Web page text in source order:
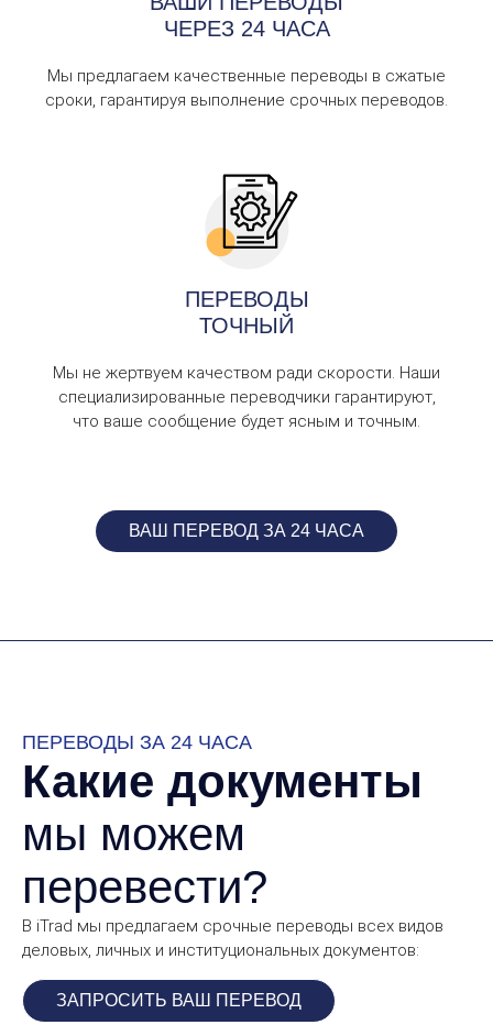
ЧЕРЕЗ 24 ЧАСА
Мы предлагаем качественные переводы в сжатые
сроки, гарантируя выполнение срочных переводов.
ПЕРЕВОДЫ
ТОЧНЫЙ
Мы не жертвуем качеством ради скорости. Наши
специализированные переводчики гарантируют,
что ваше сообщение будет ясным и точным.
ВАШ ПЕРЕВОД ЗА 24 ЧАСА
ПЕРЕВОДЫ ЗА 24 ЧАСА
Какие документы
мы можем
перевести?
В iTrad мы предлагаем срочные переводы всех видов
деловых, личных и институциональных документов:
ЗАПРОСИТЬ ВАШ ПЕРЕВОД